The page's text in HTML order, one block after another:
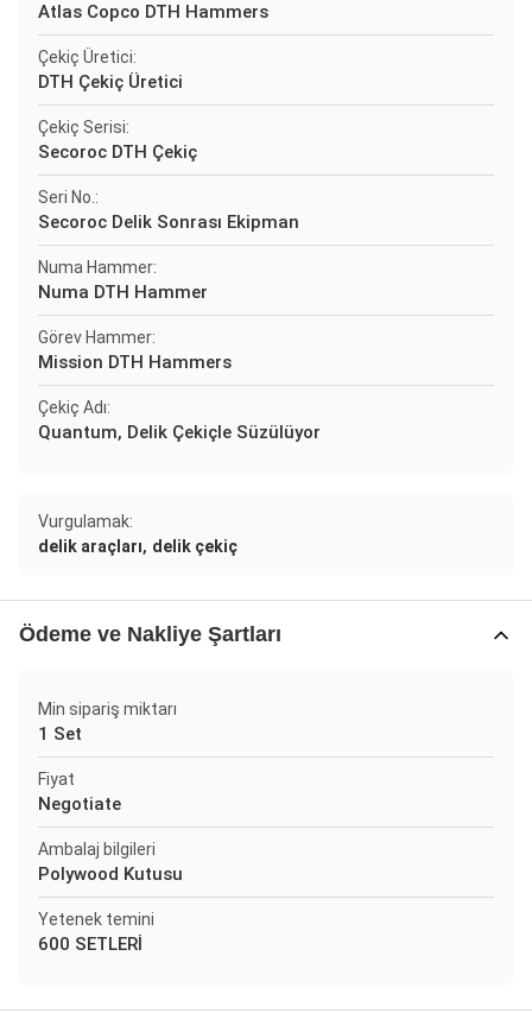
Atlas Copco DTH Hammers
Çekiç Üretici:
DTH Çekiç Üretici
Çekiç Serisi:
Secoroc DTH Çekiç
Seri No.:
Secoroc Delik Sonrası Ekipman
Numa Hammer:
Numa DTH Hammer
Görev Hammer:
Mission DTH Hammers
Çekiç Adı:
Quantum, Delik Çekiçle Süzülüyor
Vurgulamak:
delik araçları, delik çekiç
Ödeme ve Nakliye Şartları
Min sipariş miktarı
1 Set
Fiyat
Negotiate
Ambalaj bilgileri
Polywood Kutusu
Yetenek temini
600 SETLERİ